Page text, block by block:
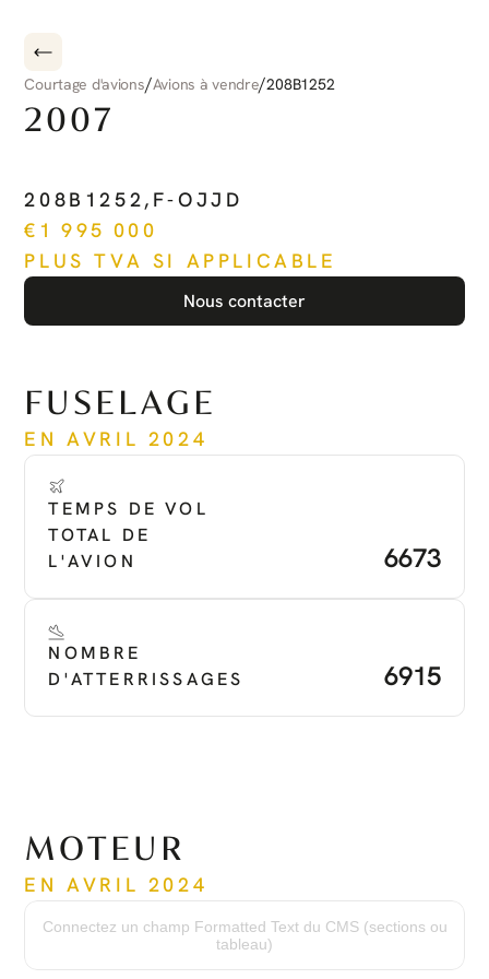
Courtage d'avions/Avions à vendre/208B1252
2007
208B1252, F-OJJD
€ 1 995 000
PLUS TVA SI APPLICABLE
Nous contacter
FUSELAGE
EN AVRIL 2024
TEMPS DE VOL
TOTAL DE
L'AVION
6673
NOMBRE
D'ATTERRISSAGES
6915
MOTEUR
EN AVRIL 2024
3156
Numéro de série
Connectez un champ Formatted Text du CMS (sections ou
tableau)